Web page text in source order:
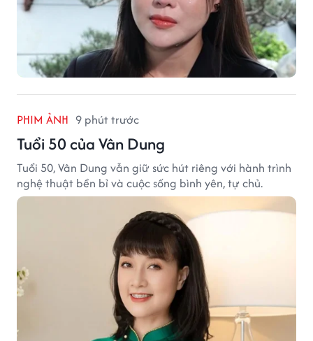
PHIM ẢNH 9 phút trước
Tuổi 50 của Vân Dung
Tuổi 50, Vân Dung vẫn giữ sức hút riêng với hành trình
nghệ thuật bền bỉ và cuộc sống bình yên, tự chủ.